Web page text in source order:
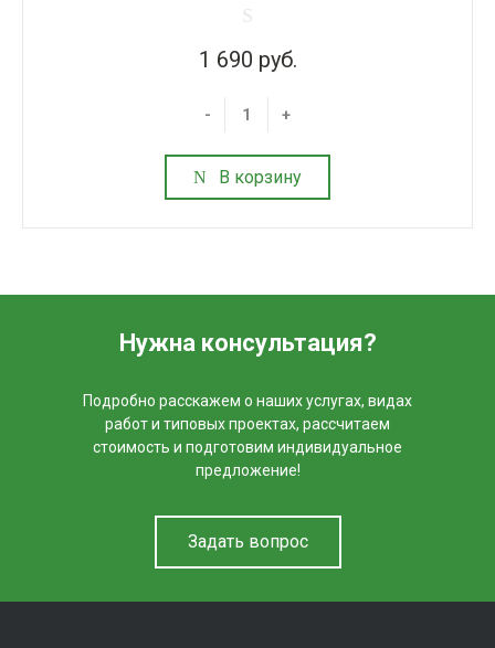
1 690 руб.
- +
В корзину
Нужна консультация?
Подробно расскажем о наших услугах, видах
работ и типовых проектах, рассчитаем
стоимость и подготовим индивидуальное
предложение!
Задать вопрос